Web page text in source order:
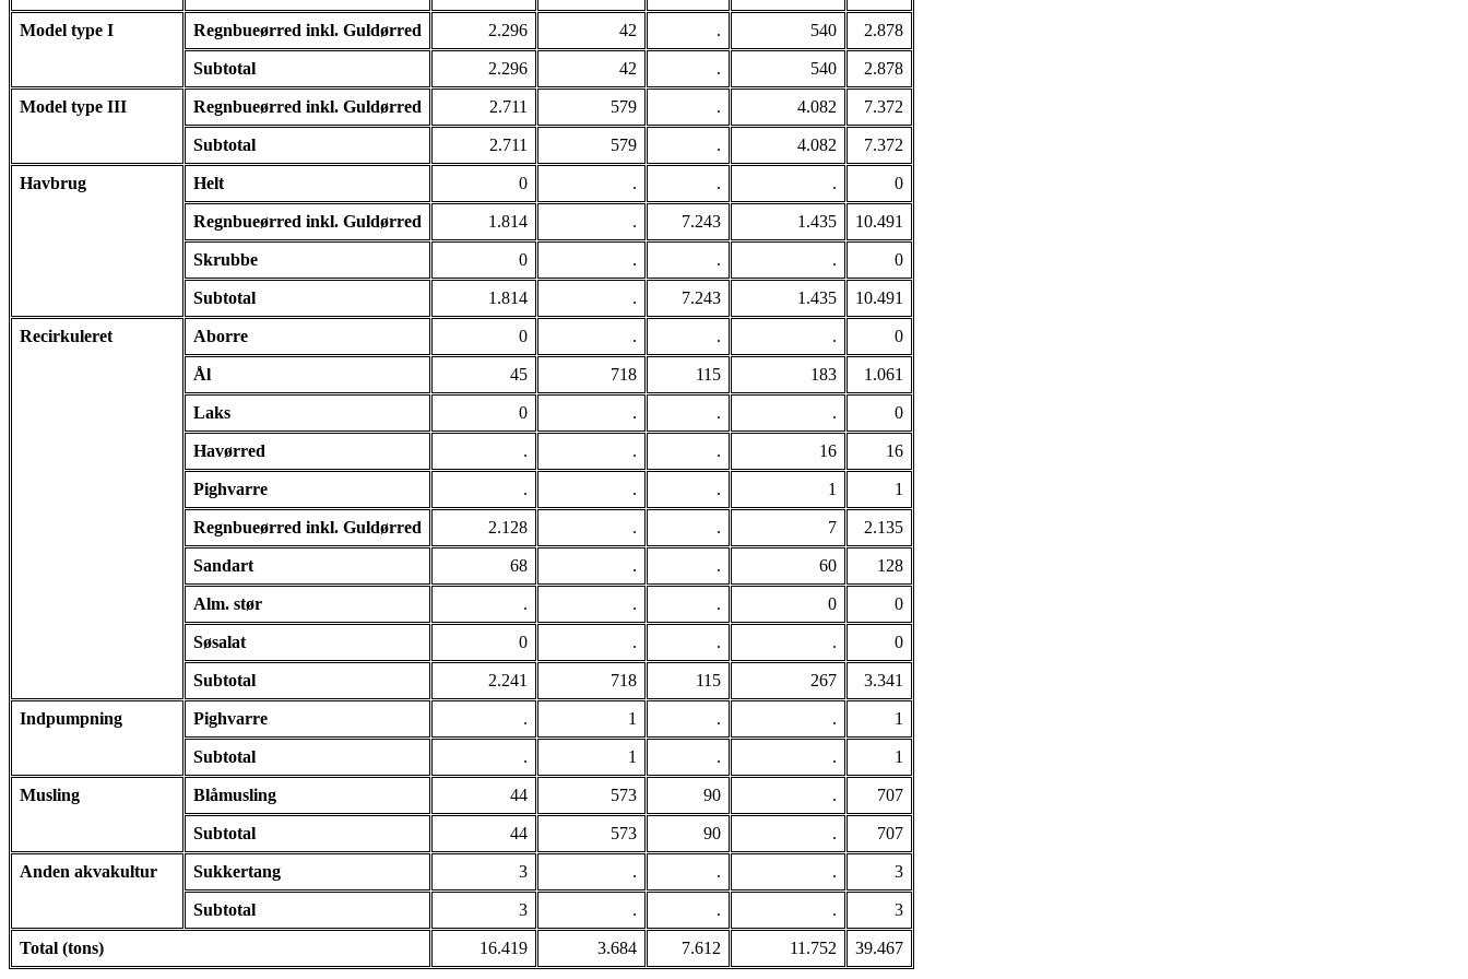
Model type I Regnbueørred inkl. Guldørred 2.296 42 . 540 2.878
Subtotal 2.296 42 . 540 2.878
Model type III Regnbueørred inkl. Guldørred 2.711 579 . 4.082 7.372
Subtotal 2.711 579 . 4.082 7.372
Havbrug Helt 0 . . . 0
Regnbueørred inkl. Guldørred 1.814 . 7.243 1.435 10.491
Skrubbe 0 . . . 0
Subtotal 1.814 . 7.243 1.435 10.491
Recirkuleret Aborre 0 . . . 0
Ål 45 718 115 183 1.061
Laks 0 . . . 0
Havørred . . . 16 16
Pighvarre . . . 1 1
Regnbueørred inkl. Guldørred 2.128 . . 7 2.135
Sandart 68 . . 60 128
Alm. stør . . . 0 0
Søsalat 0 . . . 0
Subtotal 2.241 718 115 267 3.341
Indpumpning Pighvarre . 1 . . 1
Subtotal . 1 . . 1
Musling Blåmusling 44 573 90 . 707
Subtotal 44 573 90 . 707
Anden akvakultur Sukkertang 3 . . . 3
Subtotal 3 . . . 3
Total (tons) 16.419 3.684 7.612 11.752 39.467